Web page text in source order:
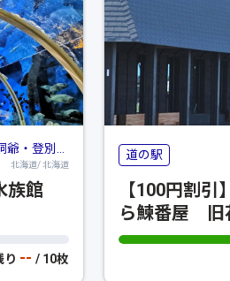
・登別・苫小牧・室蘭
北海道/ 北海道
族館
り -- / 10枚
道の駅
【100円割
ら鰊番屋 旧
重要文化財）